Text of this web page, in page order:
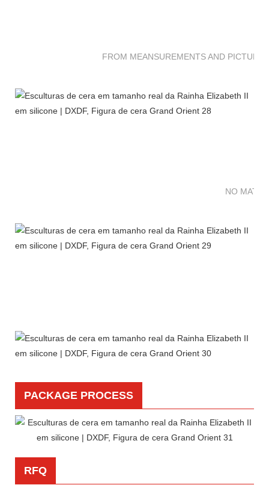
FROM MEANSUREMENTS AND
NO
PACKAGE PROCESS
RFQ